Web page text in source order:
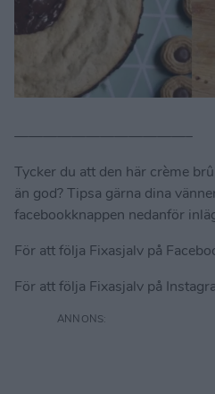
————————————–
Tycker du att den här crème
än god? Tipsa gärna dina
facebookknappen nedanför
För att följa Fixasjalv på
För att följa Fixasjalv på